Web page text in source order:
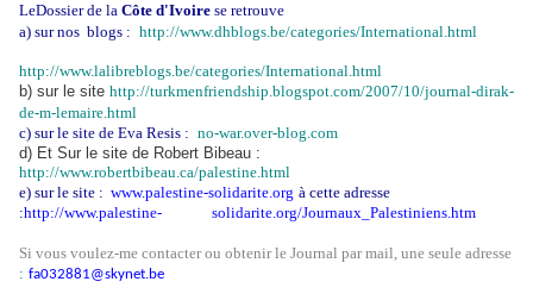
LeDossier de la Côte d'Ivoire se retrouve
a) sur nos blogs : http://www.dhblogs.be/categories/International.html
http://www.lalibreblogs.be/categories/International.html
b) sur le site http://turkmenfriendship.blogspot.com/2007/10/journal-dirak-
de-m-lemaire.html
c) sur le site de Eva Resis : no-war.over-blog.com
d) Et Sur le site de Robert Bibeau :
http://www.robertbibeau.ca/palestine.html
e) sur le site : www.palestine-solidarite.org à cette adresse
:http://www.palestine- solidarite.org/Journaux_Palestiniens.htm
Si vous voulez-me contacter ou obtenir le Journal par mail, une seule adresse
: fa032881@skynet.be